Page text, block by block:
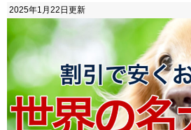
2025年1月22日 更新